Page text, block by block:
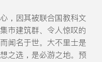
，因其被联合国教科文
市建筑群、令人惊叹的
闻名于世。大不里士是
之选，是必游之地。预